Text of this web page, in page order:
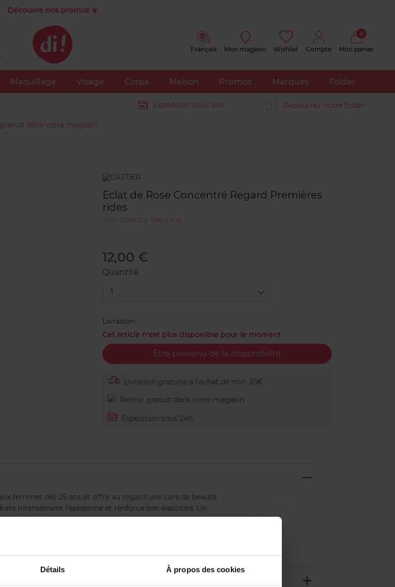
Détails À propos des cookies
Découvre nos promos ☀️
Français Mon magasin Wishlist Compte Mon panier
0
Maquillage Visage Corps Maison Promos Marques Folder
dans votre magasin
Expédition sous 24h Découvrez notre folder
Marque
clients
Eclat de Rose Concentré Regard Premières
rides
Soin contour des yeux
12,00 €
Quantité
1
Livraison
Cet article n'est plus disponible pour le moment
Être prévenu de la disponibilité
Livraison gratuite à l'achat de min. 35€
Retour gratuit dans votre magasin
Expédition sous 24h
femmes dès 25 ans et offre au regard une cure de beauté.
intensément l'épiderme et renforce son élasticité. Un
et diminue les poches et la couleur des cernes.
contre les rides d'expression grâce à son action lissante.
la peau. Ce soin tonifie le contour des yeux, atténue